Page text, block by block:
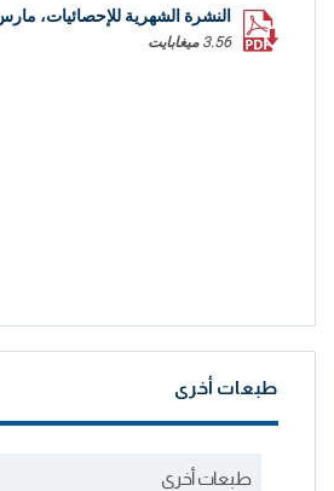
النشرة الشهرية للإحصائيات، مارس
3.56 ميغابايت
طبعات أخرى
طبعات أخرى